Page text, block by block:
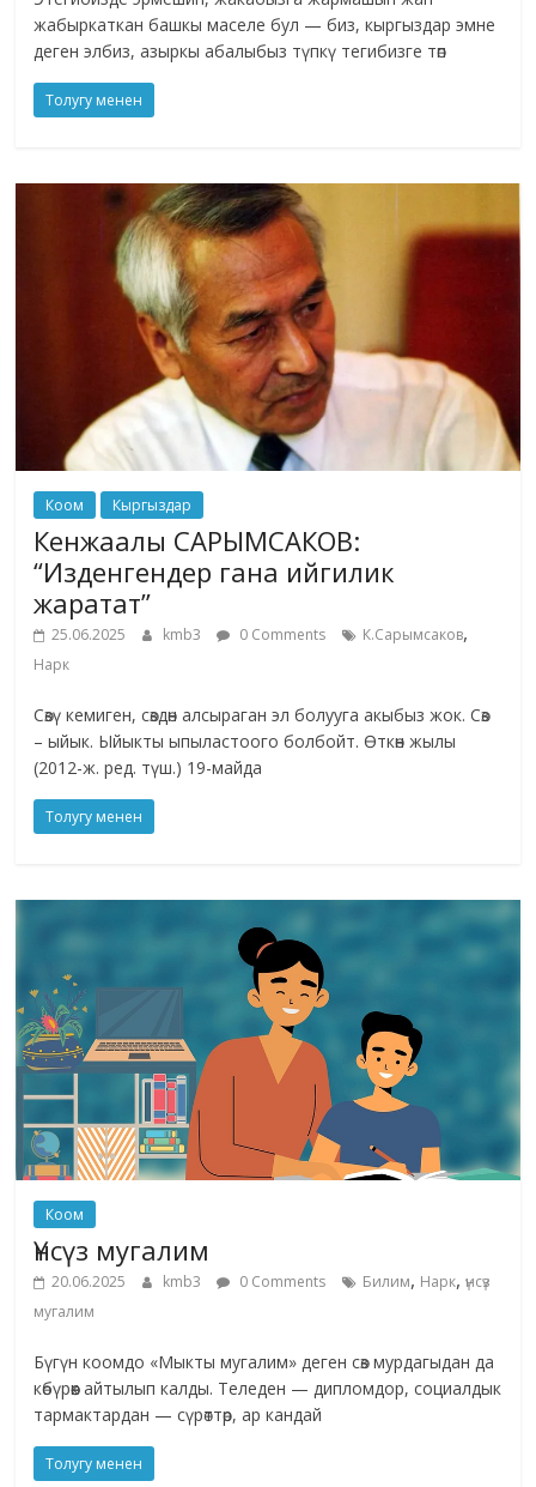
жабыркаткан башкы маселе бул — биз, кыргыздар эмне
деген элбиз, азыркы абалыбыз түпкү тегибизге төп
Толугу менен
Коом Кыргыздар
Кенжаалы САРЫМСАКОВ:
“Изденгендер гана ийгилик
жаратат”
25.06.2025 kmb3 0 Comments К.Сарымсаков,
Нарк
Сөзү кемиген, сөздөн алсыраган эл болууга акыбыз жок. Сөз
– ыйык. Ыйыкты ыпыластоого болбойт. Өткөн жылы
(2012-ж. ред. түш.) 19-майда
Толугу менен
Коом
Үнсүз мугалим
20.06.2025 kmb3 0 Comments Билим, Нарк,үнсүз
мугалим
Бүгүн коомдо «Мыкты мугалим» деген сөз мурдагыдан да
көбүрөөк айтылып калды. Теледен — дипломдор, социалдык
тармактардан — сүрөттөр, ар кандай
Толугу менен